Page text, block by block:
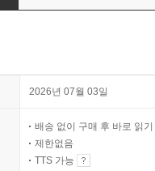
2026년 07월 03일
배송 없이 구매 후 바로 읽기
제한없음
TTS 가능